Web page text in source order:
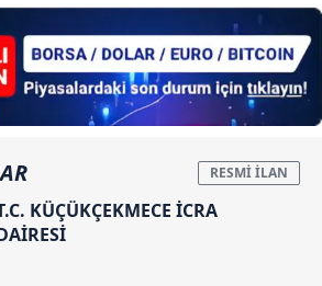
KÜÇÜKÇEKMECE İCRA